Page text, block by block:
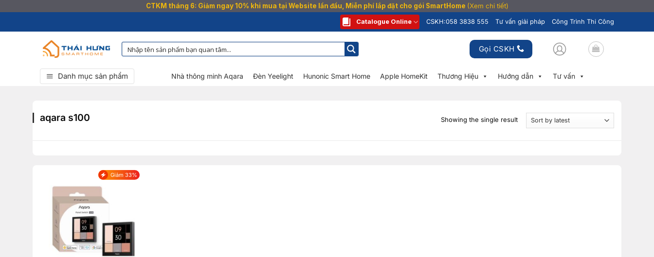
CTKM tháng 6: Giảm ngay 10% khi mua tại Website lần đầu, Miễn phí lắp đặt cho gói SmartHome (Xem chi tiết)
qua
Catalogue Online CSKH:058 3838 555 Tư vấn giải pháp Công Trình Thi Công
Gọi CSKH
Danh mục sản phẩm Nhà thông minh Aqara Đèn Yeelight Hunonic Smart Home Apple HomeKit Thương Hiệu Hướng dẫn Tư vấn
aqara s100 Showing the single result
Giảm 33%